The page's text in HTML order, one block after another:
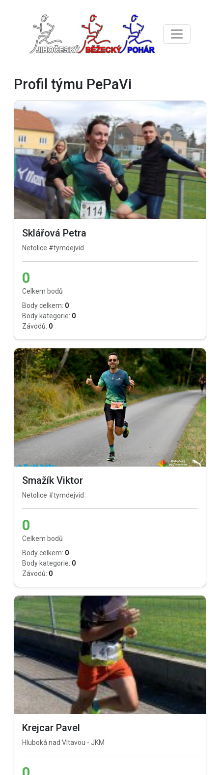
Profil týmu PePaVi
Sklářová Petra
Netolice #tymdejvid
0
Celkem bodů
Body celkem: 0
Body kategorie: 0
Závodů: 0
Smažík Viktor
Netolice #tymdejvid
0
Celkem bodů
Body celkem: 0
Body kategorie: 0
Závodů: 0
Krejcar Pavel
Hluboká nad Vltavou - JKM